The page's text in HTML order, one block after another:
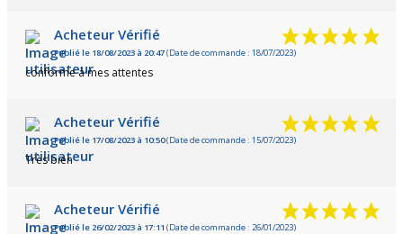
Acheteur Vérifié
Publié le 18/08/2023 à 20:47(Date de commande : 18/07/2023)
conforme à mes attentes
Acheteur Vérifié
Publié le 17/08/2023 à 10:50(Date de commande : 15/07/2023)
Très bien
Acheteur Vérifié
Publié le 26/02/2023 à 17:11 (Date de commande : 26/01/2023)